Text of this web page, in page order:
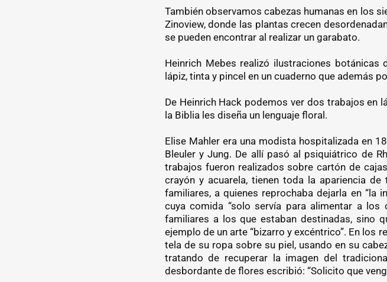
También observamos cabezas humanas en los
Zinoview, donde las plantas crecen
se pueden encontrar al realizar un garabato.
Heinrich Mebes realizó ilustraciones
lápiz, tinta y pincel en un cuaderno que además
De Heinrich Hack podemos ver dos trabajos en
la Biblia les diseña un lenguaje floral.
Elise Mahler era una modista hospitalizada en
Bleuler y Jung. De allí pasó al psiquiátrico de
trabajos fueron realizados sobre cartón de
crayón y acuarela, tienen toda la apariencia
familiares, a quienes reprochaba dejarla en “la
cuya comida “solo servía para alimentar a
familiares a los que estaban destinadas, sino
ejemplo de un arte “bizarro y excéntrico”. En los
tela de su ropa sobre su piel, usando en su
tratando de recuperar la imagen del
desbordante de flores escribió: “Solicito que